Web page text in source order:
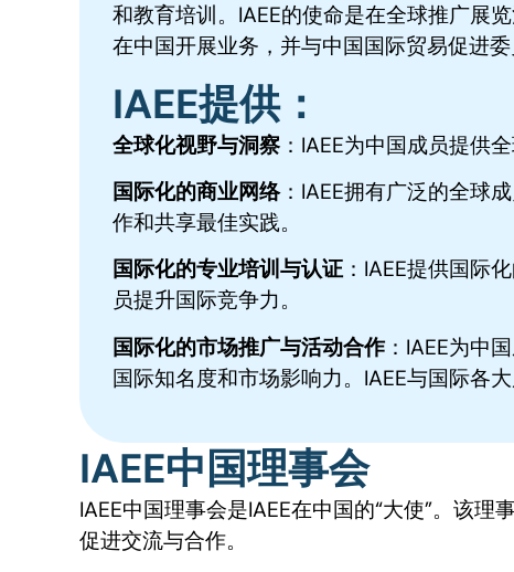
和教育培训。IAEE的使命是在全球推广展
在中国开展业务，并与中国国际贸易促进
IAEE提供：
全球化视野与洞察 ：IAEE为中国成员提供
国际化的商业网络：IAEE拥有广泛的全球
作和共享最佳实践。
国际化的专业培训与认证：IAEE提供国际
员提升国际竞争力。
国际化的市场推广与活动合作：IAEE为中
国际知名度和市场影响力。IAEE与国际各
IAEE中国理事会
IAEE中国理事会是IAEE在中国的“大使”。该
促进交流与合作。